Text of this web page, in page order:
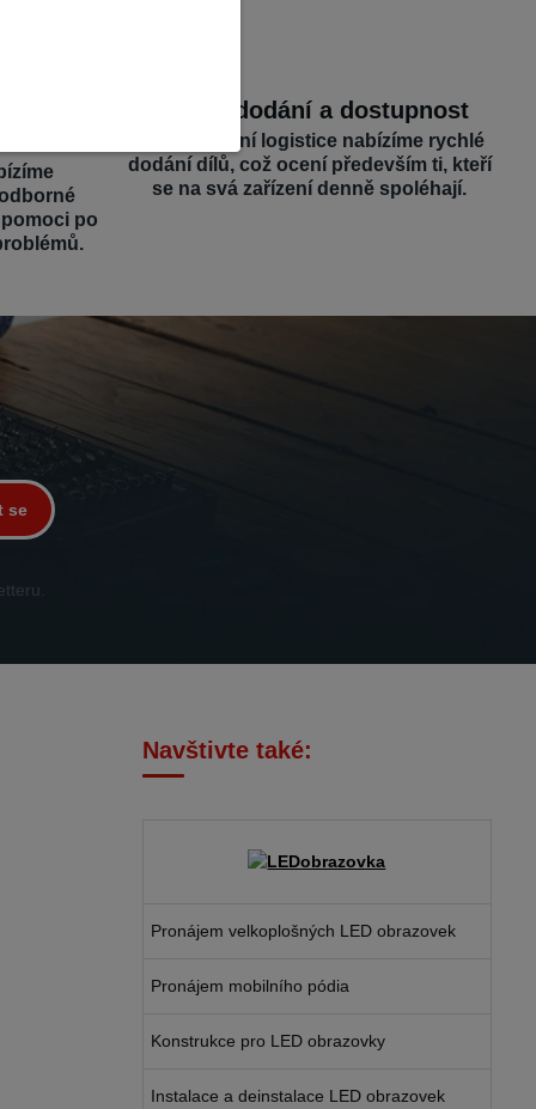
po
Rychlé dodání a dostupnost
Díky efektivní logistice nabízíme rychlé
dodání dílů, což ocení především ti, kteří
se na svá zařízení denně spoléhají.
se
Navštivte také:
Pronájem velkoplošných LED obrazovek
Pronájem mobilního pódia
Konstrukce pro LED obrazovky
Instalace a deinstalace LED obrazovek